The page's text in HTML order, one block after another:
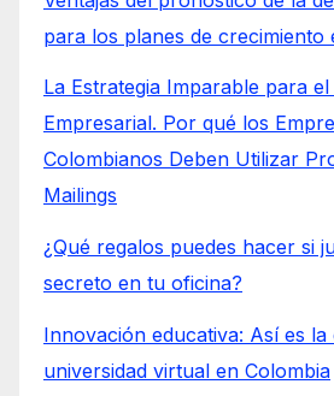
para los planes de crecimiento
La Estrategia Imparable para el
Empresarial. Por qué los
Colombianos Deben Utilizar
Mailings
¿Qué regalos puedes hacer si
secreto en tu oficina?
Innovación educativa: Así es la
universidad virtual en Colombia